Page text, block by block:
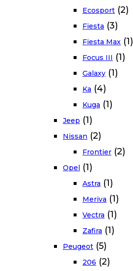
Ecosport (2)
Fiesta (3)
Fiesta Max (1)
Focus III (1)
Galaxy (1)
Ka (4)
Kuga (1)
Jeep (1)
Nissan (2)
Frontier (2)
Opel (1)
Astra (1)
Meriva (1)
Vectra (1)
Zafira (1)
Peugeot (5)
206 (2)